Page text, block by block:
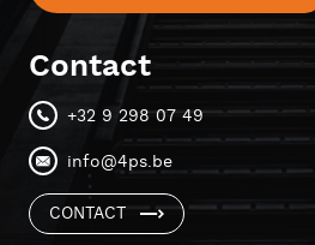
Contact
+32 9 298 07 49
info@4ps.be
CONTACT